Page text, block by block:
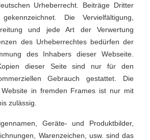
Urheberrecht. Beiträge Dritter
Die Vervielfältigung,
und jede Art der Verwertung
des Urheberrechtes bedürfen der
des Inhabers dieser Webseite.
dieser Seite sind nur für den
Gebrauch gestattet. Die
Website in fremden Frames ist nur mit
zulässig.
Geräte- und Produktbilder,
Warenzeichen, usw. sind das